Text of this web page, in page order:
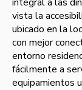
vista la
ubicado en la
con mejor
entorno
fácilmente a
equipamientos